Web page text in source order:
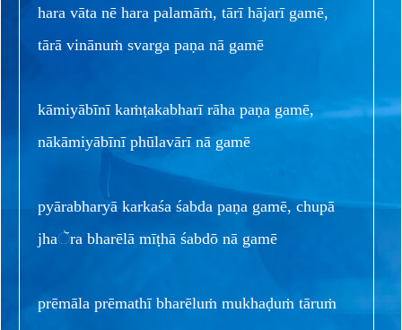
hara vāta nē hara palamāṁ, tārī hājarī gamē,
tārā vinānuṁ svarga paṇa nā gamē
kāmiyābīnī kaṁṭakabharī rāha paṇa gamē,
nākāmiyābīnī phūlavārī nā gamē
pyārabharyā karkaśa śabda paṇa gamē, chupā
jhaૅra bharēlā mīṭhā śabdō nā gamē
prēmāla prēmathī bharēluṁ mukhaḍuṁ tāruṁ